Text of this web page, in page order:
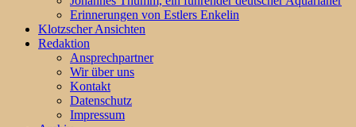
Erinnerungen von Estlers Enkelin
Klotzscher Ansichten
Redaktion
Ansprechpartner
Wir über uns
Kontakt
Datenschutz
Impressum